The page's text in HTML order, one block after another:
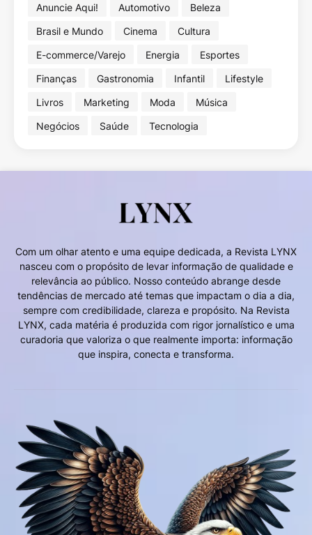
Anuncie Aqui! Automotivo
Beleza
Brasil e Mundo
Cinema
Cultura
E-commerce/Varejo
Energia
Esportes
Finanças
Gastronomia Infantil
Lifestyle
Livros
Marketing Moda
Música
Negócios
Saúde Tecnologia
Com um olhar atento e uma equipe dedicada, a Revista LYNX
nasceu com o propósito de levar informação de qualidade e
relevância ao público. Nosso conteúdo abrange desde
tendências de mercado até temas que impactam o dia a dia,
sempre com credibilidade, clareza e propósito. Na Revista
LYNX, cada matéria é produzida com rigor jornalístico e uma
curadoria que valoriza o que realmente importa: informação
que inspira, conecta e transforma.